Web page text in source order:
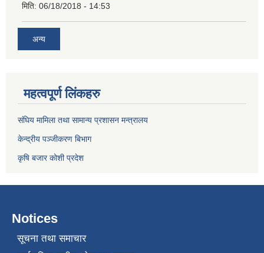
मिति: 06/18/2018 - 14:53
अन्य
महत्वपूर्ण लिंकहरु
संघिय मामिला तथा सामान्य प्रशासन मन्त्रालय
केन्द्रीय पञ्जीकरण बिभाग
कृषि बजार कोशी प्रदेश
Notices
सूचना तथा समाचार